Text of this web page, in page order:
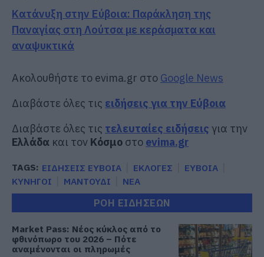
Κατάνυξη στην Εύβοια: Παράκληση της
Παναγίας στη Λούτσα με κεράσματα και
αναψυκτικά
Ακολουθήστε το evima.gr στο Google News
Διαβάστε όλες τις ειδήσεις για την Εύβοια
Διαβάστε όλες τις τελευταίες ειδήσεις για την
Ελλάδα και τον Κόσμο στο evima.gr
TAGS: ΕΙΔΗΣΕΙΣ ΕΥΒΟΙΑ ΕΚΛΟΓΕΣ
ΕΥΒΟΙΑ
ΚΥΝΗΓΟΙ
ΜΑΝΤΟΥΔΙ ΝΕΑ
ΡΟΗ ΕΙΔΗΣΕΩΝ
Market Pass: Νέος κύκλος από το
φθινόπωρο του 2026 – Πότε
αναμένονται οι πληρωμές